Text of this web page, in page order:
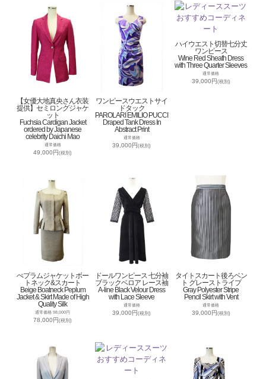
【女優大地真央さん衣装
提供】セミロングジャケ
ット
Fuchsia Cardigan Jacket
ordered by Japanese
celebrity Daichi Mao
通常価格
49,000円(税別)
ワンピースウエストサイ
ドタック
PAROLARI EMILIO PUCCI
Draped Tank Dress In
Abstract Print
通常価格
39,000円(税別)
ハイウエスト切替七分丈
ワンピース
Wine Red Sheath Dress
with Three Quarter Sleeves
通常価格
39,000円(税別)
ぺプラムジャケットボー
トネック&スカート
Beige Boatneck Peplum
Jacket & Skirt Made of High
Quality Silk
通常価格 98,000円
78,000円(税別)
ドールワンピース 七分袖
ブラックベロア レース袖
A-line Black Velour Dress
with Lace Sleeve
通常価格
39,000円(税別)
タイトスカート後ろベン
ト グレーストライプ
Gray Polyester Stripe
Pencil Skirt with Vent
通常価格
39,000円(税別)